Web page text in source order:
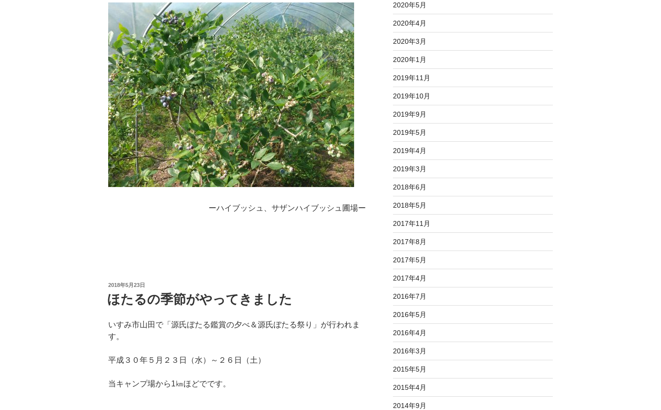
ーハイブッシュ、サザンハイブッシュ圃場ー
投
稿
日:
2018年5月23日
ほたるの季節がやってきました
いすみ市山田で「源氏ぼたる鑑賞の夕べ＆源氏ぼたる祭り」が行われま
す。
平成３０年５月２３日（水）～２６日（土）
当キャンプ場から1㎞ほどでです。
2020年5月
2020年4月
2020年3月
2020年1月
2019年11月
2019年10月
2019年9月
2019年5月
2019年4月
2019年3月
2018年6月
2018年5月
2017年11月
2017年8月
2017年5月
2017年4月
2016年7月
2016年5月
2016年4月
2016年3月
2015年5月
2015年4月
2014年9月